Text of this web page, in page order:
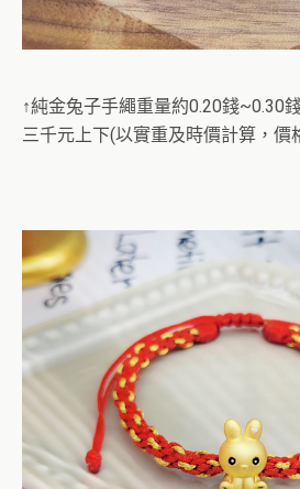
↑純金兔子手繩重量約0.20錢~0.30
三千元上下(以實重及時價計算，價